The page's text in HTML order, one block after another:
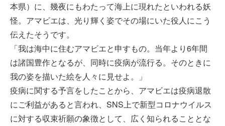
本県）に、幾夜にもわたって海上に現れたといわれる妖
怪。アマビエは、光り輝く姿でその場にいた役人にこう
伝えたそうです。
「我は海中に住むアマビエと申すもの。当年より6年間
は諸国豊作となるが、同時に疫病が流行る。そのときに
我の姿を描いた絵を人々に見せよ。」
疫病に関する予言をしたことから、アマビエは疫病退散
にご利益があると言われ、SNS上で新型コロナウイルス
に対する収束祈願の象徴として、広く知られることとな